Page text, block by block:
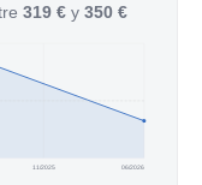
319 € y 350 €
11/2025 06/2026